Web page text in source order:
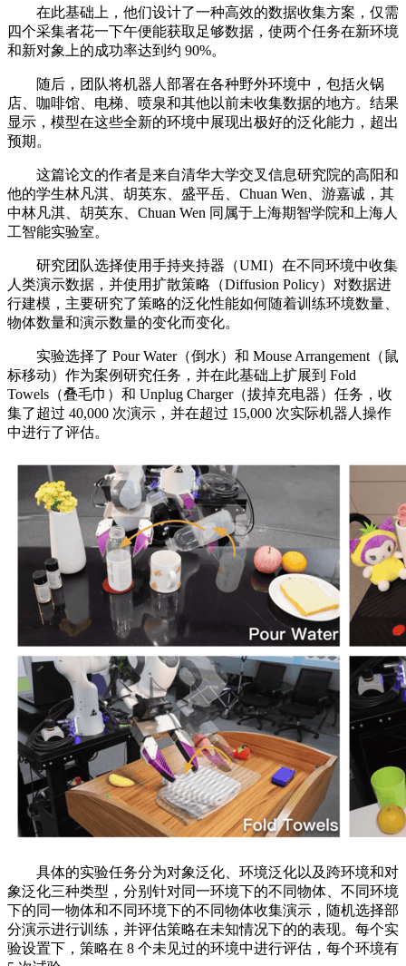
在此基础上，他们设计了一种高效的数据收集方案，仅需
四个采集者花一下午便能获取足够数据，使两个任务在新环境
和新对象上的成功率达到约 90%。
随后，团队将机器人部署在各种野外环境中，包括火锅
店、咖啡馆、电梯、喷泉和其他以前未收集数据的地方。结果
显示，模型在这些全新的环境中展现出极好的泛化能力，超出
预期。
这篇论文的作者是来自清华大学交叉信息研究院的高阳和
他的学生林凡淇、胡英东、盛平岳、Chuan Wen、游嘉诚，其
中林凡淇、胡英东、Chuan Wen 同属于上海期智学院和上海人
工智能实验室。
研究团队选择使用手持夹持器（UMI）在不同环境中收集
人类演示数据，并使用扩散策略（Diffusion Policy）对数据进
行建模，主要研究了策略的泛化性能如何随着训练环境数量、
物体数量和演示数量的变化而变化。
实验选择了 Pour Water（倒水）和 Mouse Arrangement（鼠
标移动）作为案例研究任务，并在此基础上扩展到 Fold
Towels（叠毛巾）和 Unplug Charger（拔掉充电器）任务，收
集了超过 40,000 次演示，并在超过 15,000 次实际机器人操作
中进行了评估。
具体的实验任务分为对象泛化、环境泛化以及跨环境和对
象泛化三种类型，分别针对同一环境下的不同物体、不同环境
下的同一物体和不同环境下的不同物体收集演示，随机选择部
分演示进行训练，并评估策略在未知情况下的的表现。每个实
验设置下，策略在 8 个未见过的环境中进行评估，每个环境有